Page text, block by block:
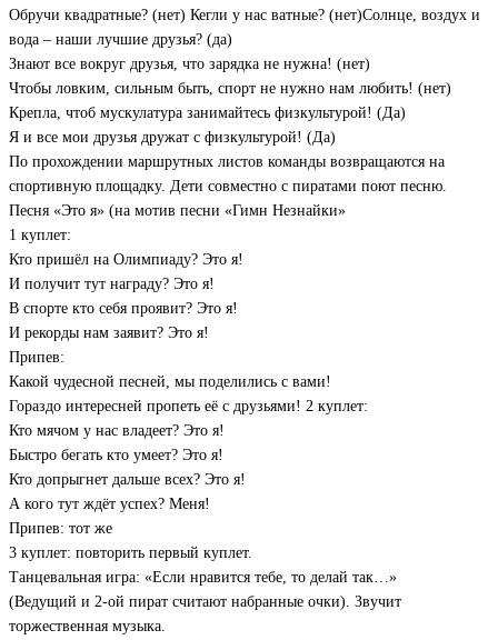
Обручи квадратные? (нет) Кегли у нас ватные? (нет)Солнце, воздух и
вода – наши лучшие друзья? (да)
Знают все вокруг друзья, что зарядка не нужна! (нет)
Чтобы ловким, сильным быть, спорт не нужно нам любить! (нет)
Крепла, чтоб мускулатура занимайтесь физкультурой! (Да)
Я и все мои друзья дружат с физкультурой! (Да)
По прохождении маршрутных листов команды возвращаются на
спортивную площадку. Дети совместно с пиратами поют песню.
Песня «Это я» (на мотив песни «Гимн Незнайки»
1 куплет:
Кто пришёл на Олимпиаду? Это я!
И получит тут награду? Это я!
В спорте кто себя проявит? Это я!
И рекорды нам заявит? Это я!
Припев:
Какой чудесной песней, мы поделились с вами!
Гораздо интересней пропеть её с друзьями! 2 куплет:
Кто мячом у нас владеет? Это я!
Быстро бегать кто умеет? Это я!
Кто допрыгнет дальше всех? Это я!
А кого тут ждёт успех? Меня!
Припев: тот же
3 куплет: повторить первый куплет.
Танцевальная игра: «Если нравится тебе, то делай так…»
(Ведущий и 2-ой пират считают набранные очки). Звучит
торжественная музыка.